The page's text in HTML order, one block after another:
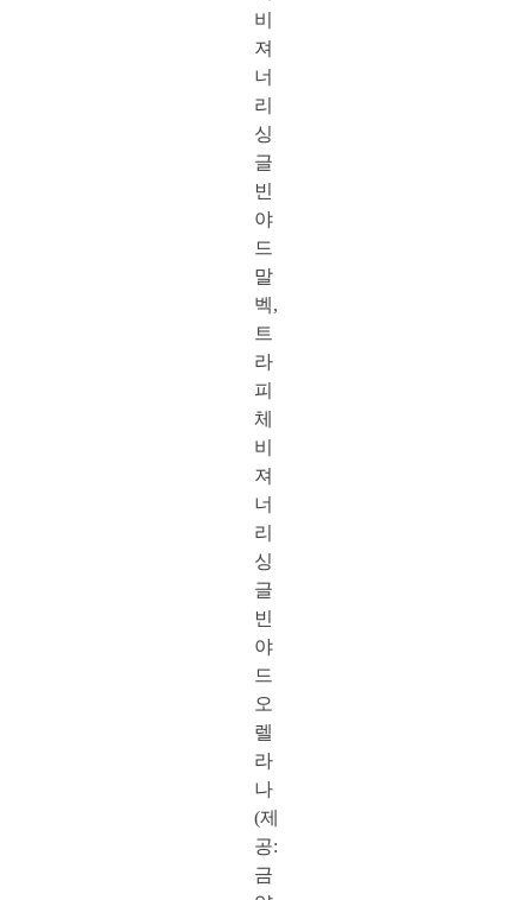
비
져
너
리
싱
글
빈
야
드
말
벡,
트
라
피
체
비
져
너
리
싱
글
빈
야
드
오
렐
라
나
(제
공:
금